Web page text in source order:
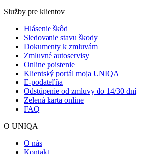
Služby pre klientov
Hlásenie škôd
Sledovanie stavu škody
Dokumenty k zmluvám
Zmluvné autoservisy
Online poistenie
Klientský portál moja UNIQA
E-podateľňa
Odstúpenie od zmluvy do 14/30 dní
Zelená karta online
FAQ
O UNIQA
O nás
Kontakt